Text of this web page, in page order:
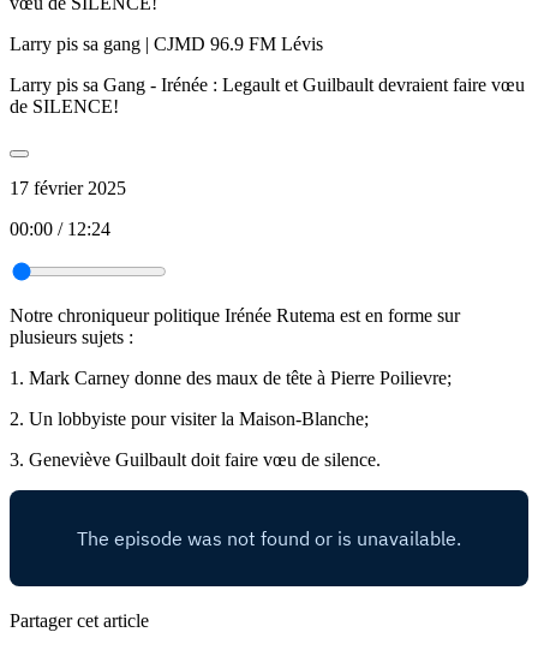
Larry pis sa gang | CJMD 96.9 FM Lévis
Larry pis sa Gang - Irénée : Legault et Guilbault devraient faire vœu
de SILENCE!
17 février 2025
00:00 / 12:24
Notre chroniqueur politique Irénée Rutema est en forme sur
plusieurs sujets :
1. Mark Carney donne des maux de tête à Pierre Poilievre;
2. Un lobbyiste pour visiter la Maison-Blanche;
3. Geneviève Guilbault doit faire vœu de silence.
Partager cet article